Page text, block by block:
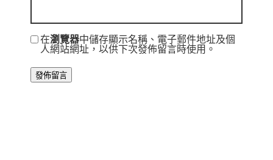
在瀏覽器中儲存顯示名稱、電子郵件地址及個
人網站網址，以供下次發佈留言時使用。